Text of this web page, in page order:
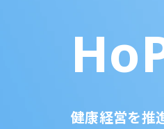
健康経営を推